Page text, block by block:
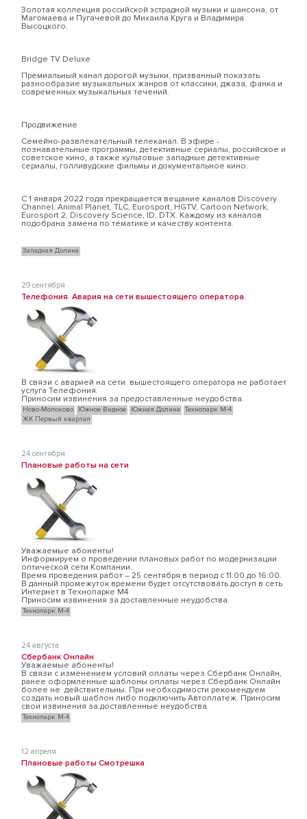
Золотая коллекция российской эстрадной музыки и шансона, от
Магомаева и Пугачевой до Михаила Круга и Владимира
Высоцкого.
Bridge TV Deluxe
Премиальный канал дорогой музыки, призванный показать
разнообразие музыкальных жанров от классики, джаза, фанка и
современных музыкальных течений.
Продвижение
Семейно-развлекательный телеканал. В эфире -
познавательные программы, детективные сериалы, российское и
советское кино, а также культовые западные детективные
сериалы, голливудские фильмы и документальное кино.
С 1 января 2022 года прекращается вещание каналов Discovery
Channel, Animal Planet, TLC, Eurosport, HGTV, Cartoon Network,
Eurosport 2, Discovery Science, ID, DTX. Каждому из каналов
подобрана замена по тематике и качеству контента.
Западная Долина
29 сентября
Телефония. Авария на сети вышестоящего оператора.
В связи с аварией на сети вышестоящего оператора не работает
услуга Телефония.
Приносим извинения за предоставленные неудобства.
Ново-Молоково Южное Видное Южная Долина
Технопарк М-4
ЖК Первый квартал
24 сентября
Плановые работы на сети
Уважаемые абоненты!
Информируем о проведении плановых работ по модернизации
оптической сети Компании.
Время проведения работ – 25 сентября в период с 11:00 до 16:00.
В данный промежуток времени будет отсутствовать доступ в сеть
Интернет в Технопарке М4
Приносим извинения за доставленные неудобства.
Технопарк М-4
24 августа
Сбербанк Онлайн
Уважаемые абоненты!
В связи с изменением условий оплаты через Сбербанк Онлайн,
ранее оформленные шаблоны оплаты через Сбербанк Онлайн
более не действительны. При необходимости рекомендуем
создать новый шаблон либо подключить Автоплатеж. Приносим
свои извинения за доставленные неудобства.
Технопарк М-4
12 апреля
Плановые работы Смотрешка